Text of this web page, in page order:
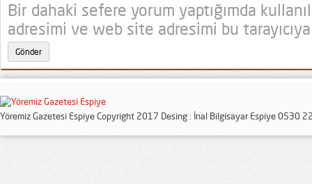
Bir dahaki sefere yorum yaptığımda
adresimi ve web site adresimi bu
Yöremiz Gazetesi Espiye Copyright 2017 Desing : İnal Bilgisayar Espiye 0530